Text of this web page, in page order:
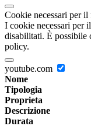
Cookie necessari per
I cookie necessari per
disabilitati. È possibile
policy.
youtube.com
Nome
Tipologia
Proprieta
Descrizione
Durata